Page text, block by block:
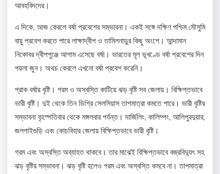
আবহবিদদের।
এ দিকে, আজ কেরলে বর্ষা প্রবেশের সম্ভাবনা। একই সঙ্গে দক্ষিণ পশ্চিম মৌসুমি
বায়ু প্রবেশ করতে পারে লাক্ষাদ্বীপ ও তামিলনাড়ুর কিছু অংশে। আন্দামান
নিকোবর দ্বীপপুঞ্জে আগাম এসেছে বর্ষা। ভারতের মূল ভূখণ্ডে বর্ষা প্রবেশের দিন
পয়লা জুন। অথচ কেরলে এখনো বর্ষা প্রবেশ করেনি।
প্রাক বর্ষার বৃষ্টি। গরম ও অস্বস্তি কাটিয়ে ঝড় বৃষ্টি সব জেলায়। বিক্ষিপ্তভাবে
ভারী বৃষ্টি। দুই থেকে তিন ডিগ্রি সেলসিয়াস তাপমাত্রা কমতে পারে। ভারী বৃষ্টির
সম্ভাবনা বৃহস্পতিবার থেকে মঙ্গলবার পর্যন্ত। দার্জিলিং, কালিম্পং, আলিপুরদুয়ার,
জলপাইগুড়ি এবং কোচবিহার জেলায় বিক্ষিপ্তভাবে ভারী বৃষ্টি।
গরম এবং অস্বস্তি অব্যাহত থাকবে। তার মাঝেই বিক্ষিপ্তভাবে বজ্রবিদ্যুৎ সহ
ঝড় বৃষ্টির সম্ভাবনা। ঝড় বৃষ্টি হলেও গরম এবং অস্বস্তি কমবে না। তাপমাত্রা